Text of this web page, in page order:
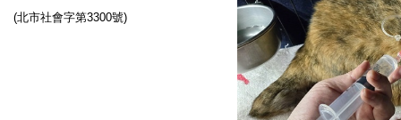
(北市社會字第3300號)